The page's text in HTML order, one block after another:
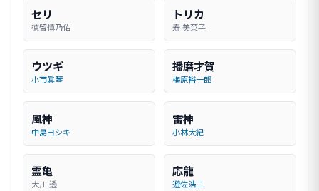
セリ
徳留慎乃佑
トリカ
寿 美菜子
ウツギ
小市眞琴
播磨才賀
梅原裕一郎
風神
中島ヨシキ
雷神
小林大紀
霊亀
大川 透
応龍
遊佐浩二